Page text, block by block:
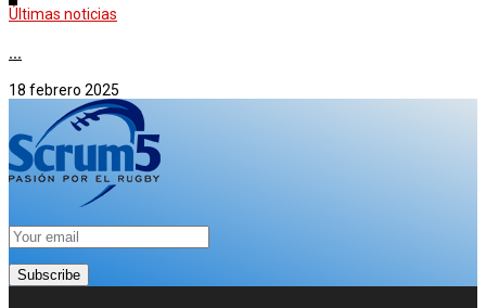
Últimas noticias
...
18 febrero 2025